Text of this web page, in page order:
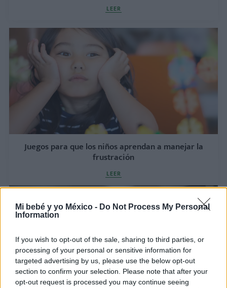
Mi bebé y yo México - Do Not Process My Personal
Information
If you wish to opt-out of the sale, sharing to third parties, or
processing of your personal or sensitive information for
targeted advertising by us, please use the below opt-out
section to confirm your selection. Please note that after your
opt-out request is processed you may continue seeing
LEER
Juegos para que los niños aprendan a manejar la
frustración
LEER